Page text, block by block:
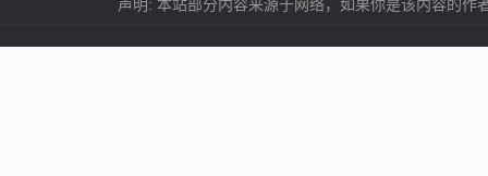
声明: 本站部分内容来源于网络，如果你是该内容的